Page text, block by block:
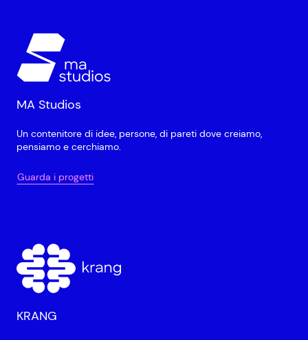
MA Studios
Un contenitore di idee, persone, di pareti dove creiamo,
pensiamo e cerchiamo.
Guarda i progetti
KRANG